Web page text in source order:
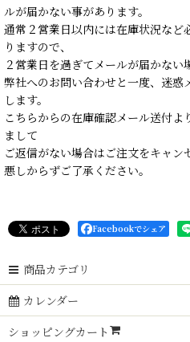
ルが届かない事があります。
通常２営業日以内には在庫状況など
りますので、
２営業日を過ぎてメールが届かない
弊社へのお問い合わせと一度、迷惑
します。
こちらからの在庫確認メール送付
まして
ご返信がない場合はご注文をキャン
悪しからずご了承ください。
Facebookでシェア
商品カテゴリ
カレンダー
ショッピングカート